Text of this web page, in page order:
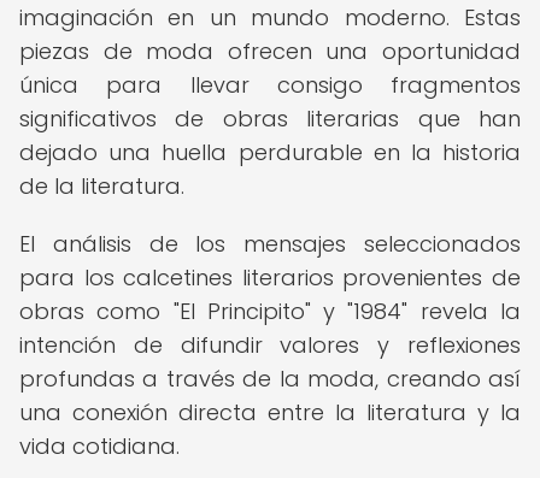
imaginación en un mundo moderno. Estas
piezas de moda ofrecen una oportunidad
única para llevar consigo fragmentos
significativos de obras literarias que han
dejado una huella perdurable en la historia
de la literatura.
El análisis de los mensajes seleccionados
para los calcetines literarios provenientes de
obras como "El Principito" y "1984" revela la
intención de difundir valores y reflexiones
profundas a través de la moda, creando así
una conexión directa entre la literatura y la
vida cotidiana.